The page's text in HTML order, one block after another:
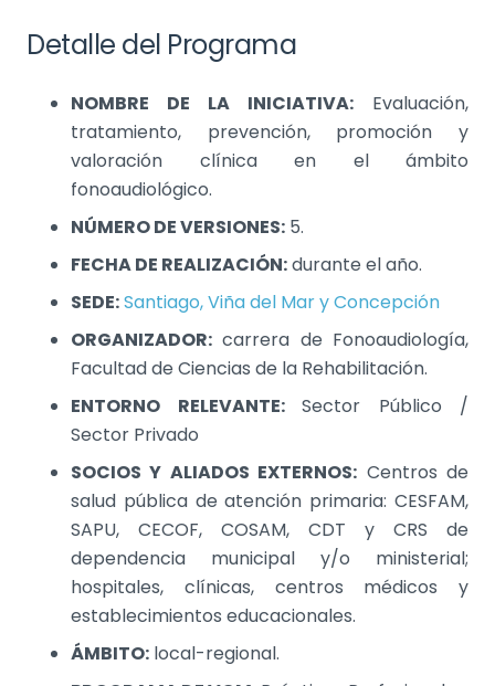
Detalle del Programa
NOMBRE DE LA INICIATIVA: Evaluación,
tratamiento, prevención, promoción y
valoración clínica en el ámbito
fonoaudiológico.
NÚMERO DE VERSIONES: 5.
FECHA DE REALIZACIÓN:durante el año.
SEDE:Santiago, Viña del Mar y Concepción
ORGANIZADOR: carrera de Fonoaudiología,
Facultad de Ciencias de la Rehabilitación.
ENTORNO RELEVANTE: Sector Público /
Sector Privado
SOCIOS Y ALIADOS EXTERNOS: Centros de
salud pública de atención primaria: CESFAM,
SAPU, CECOF, COSAM, CDT y CRS de
dependencia municipal y/o ministerial;
hospitales, clínicas, centros médicos y
establecimientos educacionales.
ÁMBITO: local-regional.